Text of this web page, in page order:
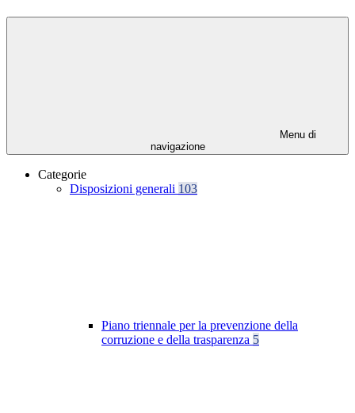
Menu di
navigazione
Categorie
Disposizioni generali 103
Piano triennale per la prevenzione della
corruzione e della trasparenza 5